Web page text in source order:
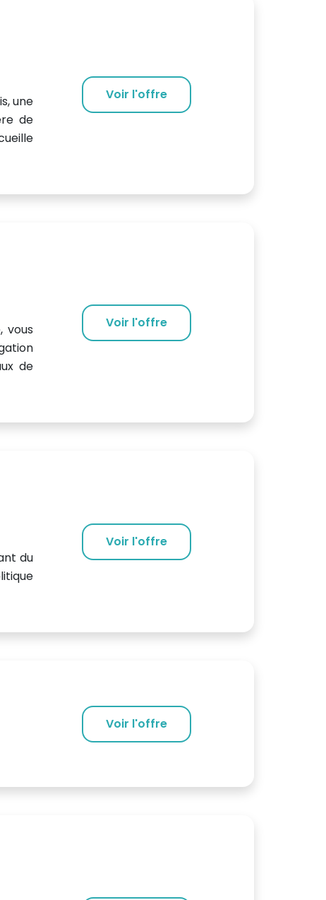
une
de
Voir l'offre
vous
de
Voir l'offre
du
Voir l'offre
Voir l'offre